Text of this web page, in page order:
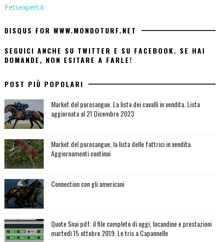
Petsexpert.it
DISQUS FOR WWW.MONDOTURF.NET
SEGUICI ANCHE SU TWITTER E SU FACEBOOK. SE HAI
DOMANDE, NON ESITARE A FARLE!
POST PIÙ POPOLARI
Market del purosangue. La lista dei cavalli in vendita. Lista
aggiornata al 21 Dicembre 2023
Market del purosangue, la lista delle fattrici in vendita.
Aggiornamenti continui
Connection con gli americani
Quote Snai pdf: il file completo di oggi, locandine e prestazioni
martedì 15 ottobre 2019. Le tris a Capannelle